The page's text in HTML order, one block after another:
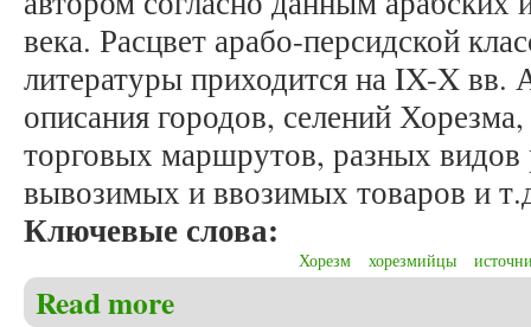
века. Расцвет арабо-персидской
литературы приходится на IX-X
описания городов, селений
торговых маршрутов, разных видов
вывозимых и ввозимых товаров и
Ключевые слова:
Хорезм хорезмийцы
Read more